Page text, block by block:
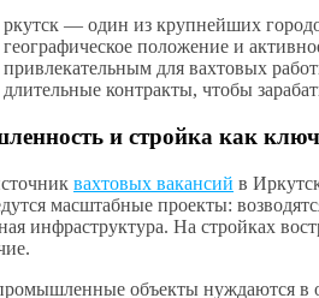
ркутск — один из крупнейших
географическое положение и
привлекательным для вахтовых
длительные контракты, чтобы
и стройка как
вахтовых вакансий в
масштабные проекты:
инфраструктура. На стройках
объекты нуждаются в